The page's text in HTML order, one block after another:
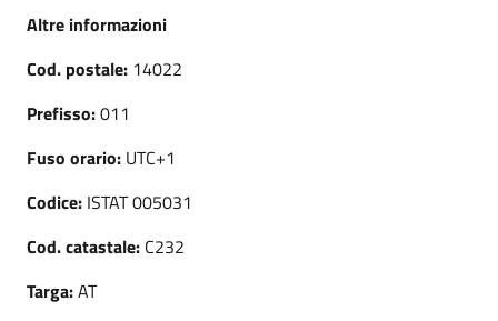
Altre informazioni
Cod. postale: 14022
Prefisso:011
Fuso orario: UTC+1
Codice: ISTAT 005031
Cod. catastale: C232
Targa:AT